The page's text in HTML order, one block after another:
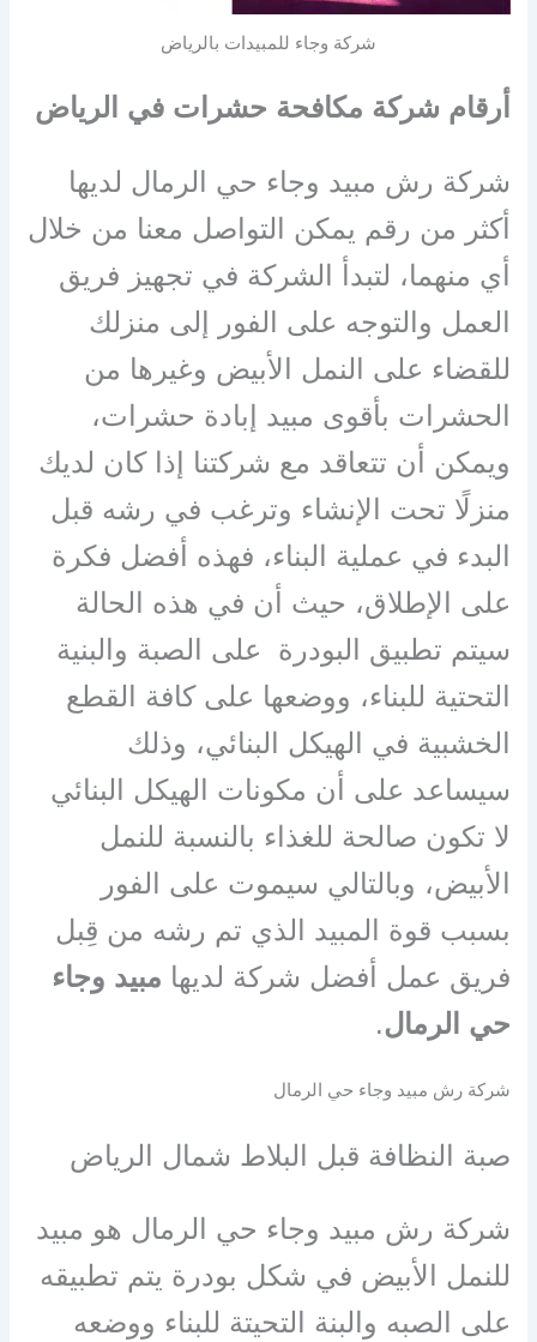
شركة وجاء للمبيدات بالرياض
أرقام شركة مكافحة حشرات في الرياض
شركة رش مبيد وجاء حي الرمال لديها
أكثر من رقم يمكن التواصل معنا من خلال
أي منهما، لتبدأ الشركة في تجهيز فريق
العمل والتوجه على الفور إلى منزلك
للقضاء على النمل الأبيض وغيرها من
الحشرات بأقوى مبيد إبادة حشرات،
ويمكن أن تتعاقد مع شركتنا إذا كان لديك
منزلًا تحت الإنشاء وترغب في رشه قبل
البدء في عملية البناء، فهذه أفضل فكرة
على الإطلاق، حيث أن في هذه الحالة
سيتم تطبيق البودرة على الصبة والبنية
التحتية للبناء، ووضعها على كافة القطع
الخشبية في الهيكل البنائي، وذلك
سيساعد على أن مكونات الهيكل البنائي
لا تكون صالحة للغذاء بالنسبة للنمل
الأبيض، وبالتالي سيموت على الفور
بسبب قوة المبيد الذي تم رشه من قِبل
فريق عمل أفضل شركة لديها مبيد وجاء
حي الرمال.
شركة رش مبيد وجاء حي الرمال
صبة النظافة قبل البلاط شمال الرياض
شركة رش مبيد وجاء حي الرمال هو مبيد
للنمل الأبيض في شكل بودرة يتم تطبيقه
على الصبه والبنة التحيتة للبناء ووضعه